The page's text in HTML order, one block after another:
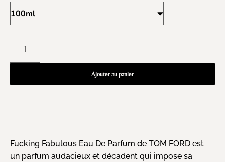
Ajouter au panier
Fucking Fabulous Eau De Parfum de TOM FORD est
un parfum audacieux et décadent qui impose sa